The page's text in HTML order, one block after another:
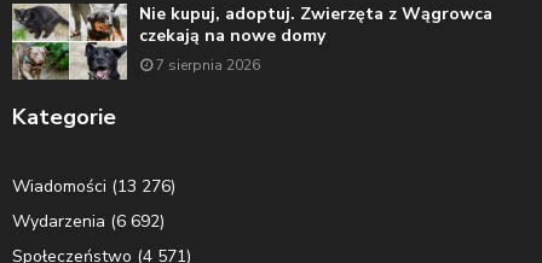
Nie kupuj, adoptuj. Zwierzęta z Wągrowca
czekają na nowe domy
7 sierpnia 2026
Kategorie
Wiadomości (13 276)
Wydarzenia (6 692)
Społeczeństwo (4 571)